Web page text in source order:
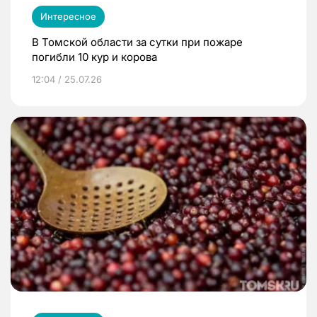
Интересное
В Томской области за сутки при пожаре
погибли 10 кур и корова
12:04 / 25.07.26